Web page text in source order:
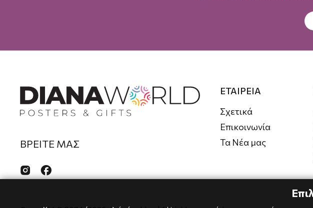
ΒΡΕΙΤΕ ΜΑΣ
 
ΕΤΑΙΡΕΙΑ
Σχετικά
Επικοινωνία
Τα Νέα μας